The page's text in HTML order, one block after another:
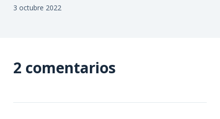
3 octubre 2022
2 comentarios